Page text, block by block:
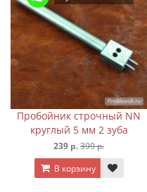
Пробойник строчный NN
круглый 5 мм 2 зуба
239 р.399 р.
В корзину